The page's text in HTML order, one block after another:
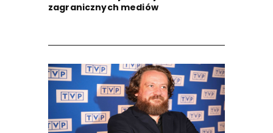
zagranicznych mediów